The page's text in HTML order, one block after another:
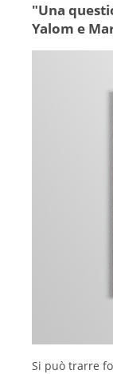
"Una
Yalom e
Si può trarre